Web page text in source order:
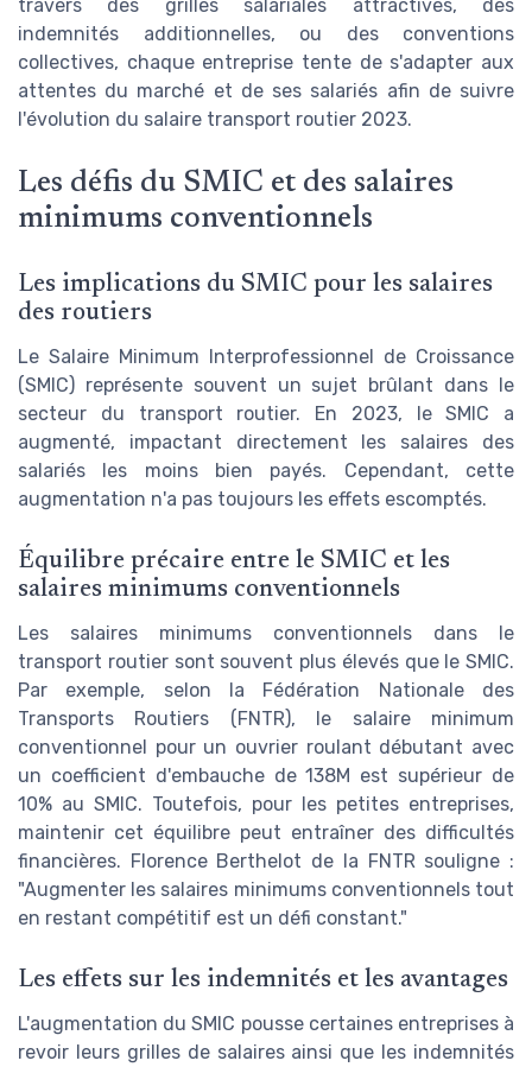
travers des grilles salariales attractives, des
indemnités additionnelles, ou des conventions
collectives, chaque entreprise tente de s'adapter aux
attentes du marché et de ses salariés afin de suivre
l'évolution du salaire transport routier 2023.
Les défis du SMIC et des salaires
minimums conventionnels
Les implications du SMIC pour les salaires
des routiers
Le Salaire Minimum Interprofessionnel de Croissance
(SMIC) représente souvent un sujet brûlant dans le
secteur du transport routier. En 2023, le SMIC a
augmenté, impactant directement les salaires des
salariés les moins bien payés. Cependant, cette
augmentation n'a pas toujours les effets escomptés.
Équilibre précaire entre le SMIC et les
salaires minimums conventionnels
Les salaires minimums conventionnels dans le
transport routier sont souvent plus élevés que le SMIC.
Par exemple, selon la Fédération Nationale des
Transports Routiers (FNTR), le salaire minimum
conventionnel pour un ouvrier roulant débutant avec
un coefficient d'embauche de 138M est supérieur de
10% au SMIC. Toutefois, pour les petites entreprises,
maintenir cet équilibre peut entraîner des difficultés
financières. Florence Berthelot de la FNTR souligne :
"Augmenter les salaires minimums conventionnels tout
en restant compétitif est un défi constant."
Les effets sur les indemnités et les avantages
L'augmentation du SMIC pousse certaines entreprises à
revoir leurs grilles de salaires ainsi que les indemnités